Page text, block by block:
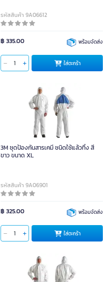
รหัสสินค้า 9A06612
฿ 335.00 พร้อมจัดส่ง
ใส่ตะกร้า
3M ชุดป้องกันสารเคมี ชนิดใช้แล้วทิ้ง สี
ขาว ขนาด XL
รหัสสินค้า 9A06901
฿ 325.00 พร้อมจัดส่ง
ใส่ตะกร้า